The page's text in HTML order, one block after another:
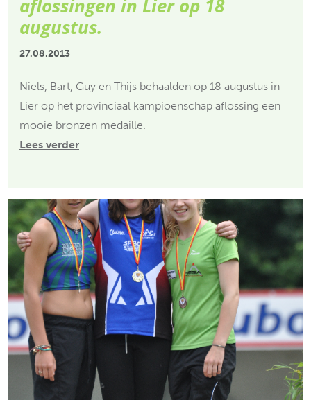
aflossingen in Lier op 18
augustus.
27.08.2013
Niels, Bart, Guy en Thijs behaalden op 18 augustus in
Lier op het provinciaal kampioenschap aflossing een
mooie bronzen medaille.
Lees verder